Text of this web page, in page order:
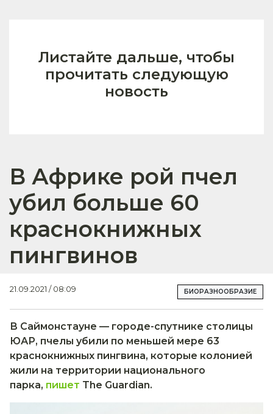
Листайте дальше, чтобы
прочитать следующую
новость
В Африке рой пчел
убил больше 60
краснокнижных
пингвинов
21.09.2021 / 08:09 БИОРАЗНООБРАЗИЕ
В Саймонстауне — городе-спутнике столицы
ЮАР, пчелы убили по меньшей мере 63
краснокнижных пингвина, которые колонией
жили на территории национального
парка, пишет The Guardian.